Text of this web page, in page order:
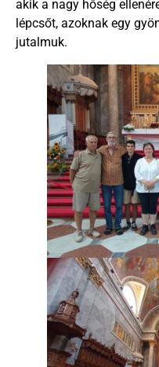
akik a nagy hőség
lépcsőt, azoknak egy
jutalmuk.